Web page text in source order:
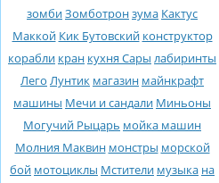
зомбиЗомботронзума Кактус
Маккой Кик Бутовский конструктор
корабли кран кухня Сары лабиринты
Лего Лунтик магазин майнкрафт
машины Мечи и сандали Миньоны
Могучий Рыцарь мойка машин
Молния Маквин монстры морской
бой мотоциклы Мстители музыка на